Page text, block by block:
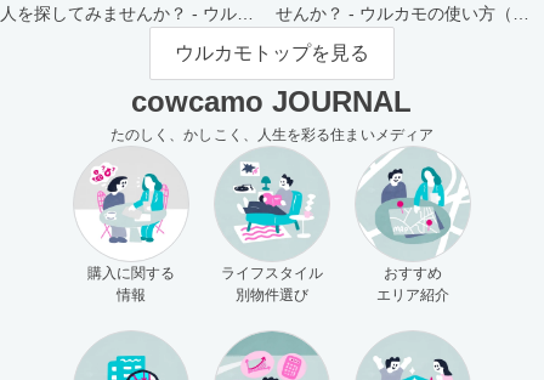
人を探してみませんか？ - ウルカ
せんか？ - ウルカモの使い方（買
主さま向け）
ウルカモトップを見る
cowcamo JOURNAL
たのしく、かしこく、人生を彩る住まいメディア
購入に関する
情報
ライフスタイル
別物件選び
おすすめ
エリア紹介